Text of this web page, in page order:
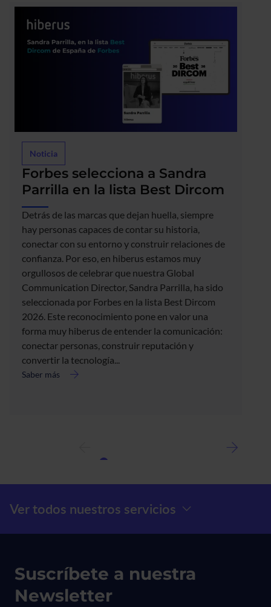
Forbes selecciona a Sandra
Parrilla en la lista Best Dircom
Noticia
Detrás de las marcas que dejan huella, siempre
hay personas capaces de contar su historia,
conectar con su entorno y construir relaciones de
confianza. Por eso, en hiberus estamos muy
orgullosos de celebrar que nuestra Global
Communication Director, Sandra Parrilla, ha sido
seleccionada por Forbes en la lista Best Dircom
2026. Este reconocimiento pone en valor una
forma muy hiberus de entender la comunicación:
conectar personas, construir reputación y
convertir la tecnología...
Saber más
acerca
Best
Menú Prefooter
Ver todos nuestros servicios
Suscríbete a nuestra
Newsletter